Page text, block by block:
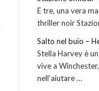
E tre, una vera
thriller noir
Salto nel buio –
Stella Harvey è
vive a
nell’aiutare …